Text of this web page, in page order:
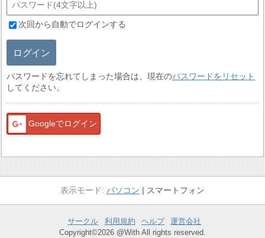
次回から自動でログインする
ログイン
パスワードを忘れてしまった場合は、現在のパスワードをリセット
してください。
Googleでログイン
パソコン スマートフォン
サークル 利用規約 ヘルプ
運営会社
Copyright©2026 @With All rights reserved.